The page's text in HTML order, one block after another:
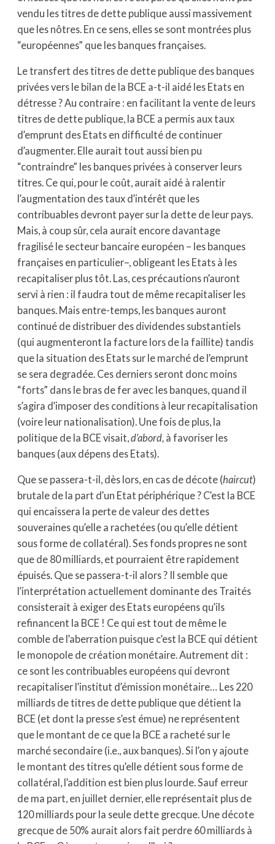
vendu les titres de dette publique aussi massivement
que les nôtres. En ce sens, elles se sont montrées plus
“européennes” que les banques françaises.
Le transfert des titres de dette publique des banques
privées vers le bilan de la BCE a-t-il aidé les Etats en
détresse ? Au contraire : en facilitant la vente de leurs
titres de dette publique, la BCE a permis aux taux
d’emprunt des Etats en difficulté de continuer
d’augmenter. Elle aurait tout aussi bien pu
“contraindre” les banques privées à conserver leurs
titres. Ce qui, pour le coût, aurait aidé à ralentir
l’augmentation des taux d’intérêt que les
contribuables devront payer sur la dette de leur pays.
Mais, à coup sûr, cela aurait encore davantage
fragilisé le secteur bancaire européen – les banques
françaises en particulier–, obligeant les Etats à les
recapitaliser plus tôt. Las, ces précautions n’auront
servi à rien : il faudra tout de même recapitaliser les
banques. Mais entre-temps, les banques auront
continué de distribuer des dividendes substantiels
(qui augmenteront la facture lors de la faillite) tandis
que la situation des Etats sur le marché de l’emprunt
se sera degradée. Ces derniers seront donc moins
“forts” dans le bras de fer avec les banques, quand il
s’agira d’imposer des conditions à leur recapitalisation
(voire leur nationalisation). Une fois de plus, la
politique de la BCE visait,d’abord, à favoriser les
banques (aux dépens des Etats).
Que se passera-t-il, dès lors, en cas de décote (haircut)
brutale de la part d’un Etat périphérique ? C’est la BCE
qui encaissera la perte de valeur des dettes
souveraines qu’elle a rachetées (ou qu’elle détient
sous forme de collatéral). Ses fonds propres ne sont
que de 80 milliards, et pourraient être rapidement
épuisés. Que se passera-t-il alors ? Il semble que
l’interprétation actuellement dominante des Traités
consisterait à exiger des Etats européens qu’ils
refinancent la BCE ! Ce qui est tout de même le
comble de l’aberration puisque c’est la BCE qui détient
le monopole de création monétaire. Autrement dit :
ce sont les contribuables européens qui devront
recapitaliser l’institut d’émission monétaire… Les 220
milliards de titres de dette publique que détient la
BCE (et dont la presse s’est émue) ne représentent
que le montant de ce que la BCE a racheté sur le
marché secondaire (i.e., aux banques). Si l’on y ajoute
le montant des titres qu’elle détient sous forme de
collatéral, l’addition est bien plus lourde. Sauf erreur
de ma part, en juillet dernier, elle représentait plus de
120 milliards pour la seule dette grecque. Une décote
grecque de 50% aurait alors fait perdre 60 milliards à